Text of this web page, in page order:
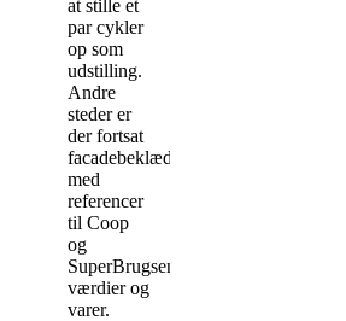
at stille et
par cykler
op som
udstilling.
Andre
steder er
der fortsat
facadebeklædning
med
referencer
til Coop
og
SuperBrugsens
værdier og
varer.